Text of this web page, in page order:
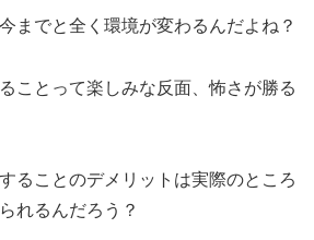
までと全く環境が変わるんだよね？
ことって楽しみな反面、怖さが勝る
ることのデメリットは実際のところ
れるんだろう？